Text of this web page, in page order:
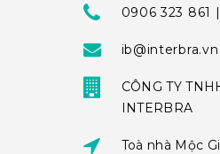
0906 323 861
ib@interbra.vn
CÔNG TY
INTERBRA
Toà nhà Mộc